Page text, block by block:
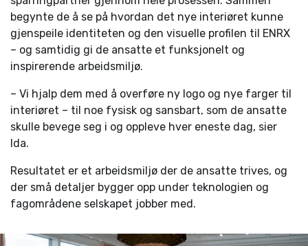
begynte de å se på hvordan det nye interiøret kunne
gjenspeile identiteten og den visuelle profilen til ENRX
– og samtidig gi de ansatte et funksjonelt og
inspirerende arbeidsmiljø.
– Vi hjalp dem med å overføre ny logo og nye farger til
interiøret – til noe fysisk og sansbart, som de ansatte
skulle bevege seg i og oppleve hver eneste dag, sier
Ida.
Resultatet er et arbeidsmiljø der de ansatte trives, og
der små detaljer bygger opp under teknologien og
fagområdene selskapet jobber med.